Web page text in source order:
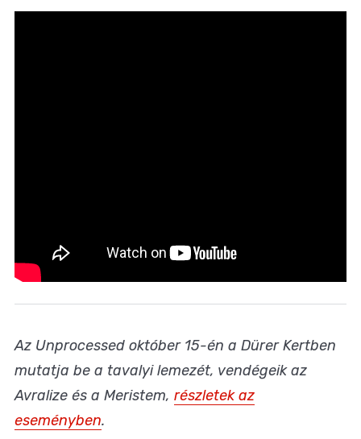
Az Unprocessed október 15-én a Dürer Kertben
mutatja be a tavalyi lemezét, vendégeik az
Avralize és a Meristem, részletek az
eseményben.